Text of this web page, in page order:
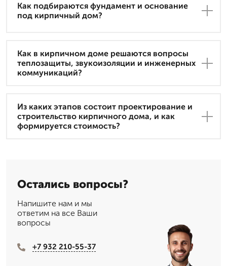
Как подбираются фундамент и основание
под кирпичный дом?
Как в кирпичном доме решаются вопросы
теплозащиты, звукоизоляции и инженерных
коммуникаций?
Из каких этапов состоит проектирование и
строительство кирпичного дома, и как
формируется стоимость?
Остались вопросы?
Напишите нам и мы
ответим на все Ваши
вопросы
+7 932 210-55-37